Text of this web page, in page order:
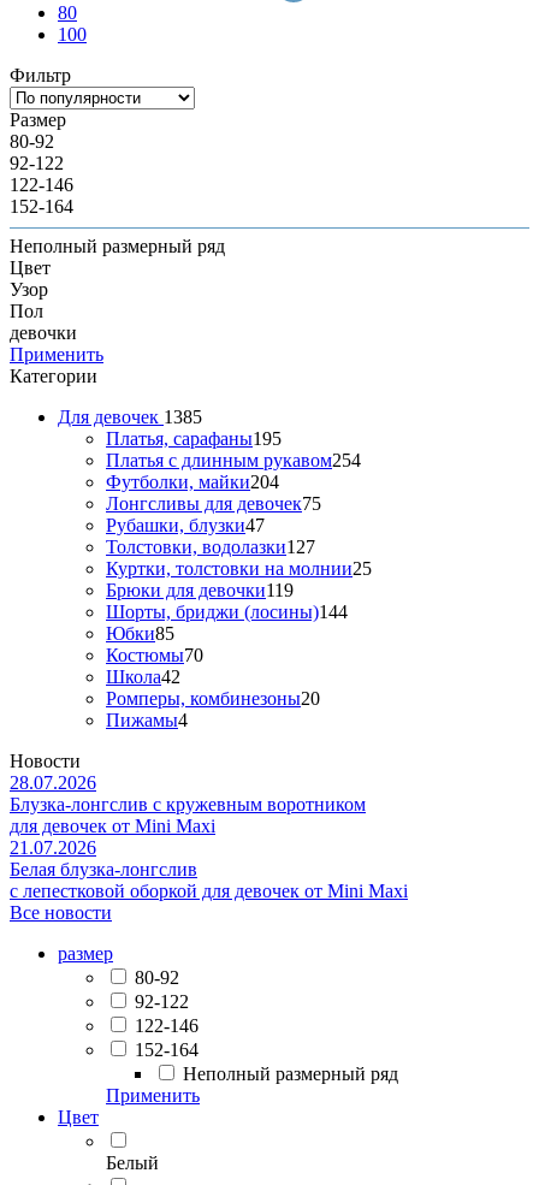
80
100
Фильтр
Размер
80-92
92-122
122-146
152-164
Неполный размерный ряд
Цвет
Узор
Пол
девочки
Применить
Категории
Для девочек 1385
Платья, сарафаны195
Платья с длинным рукавом254
Футболки, майки204
Лонгсливы для девочек75
Рубашки, блузки47
Толстовки, водолазки127
Куртки, толстовки на молнии25
Брюки для девочки119
Шорты, бриджи (лосины)144
Юбки85
Костюмы70
Школа42
Ромперы, комбинезоны20
Пижамы4
Новости
28.07.2026
Блузка-лонгслив с кружевным воротником
для девочек от Mini Maxi
21.07.2026
Белая блузка-лонгслив
с лепестковой оборкой для девочек от Mini Maxi
Все новости
размер
80-92
92-122
122-146
152-164
Неполный размерный ряд
Применить
Цвет
Белый